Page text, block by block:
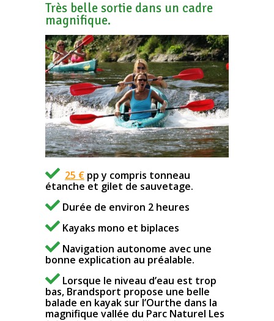
Très belle sortie dans un cadre
magnifique.
25 € pp y compris tonneau
étanche et gilet de sauvetage.
Durée de environ 2 heures
Kayaks mono et biplaces
Navigation autonome avec une
bonne explication au préalable.
Lorsque le niveau d’eau est trop
bas, Brandsport propose une belle
balade en kayak sur l’Ourthe dans la
magnifique vallée du Parc Naturel Les